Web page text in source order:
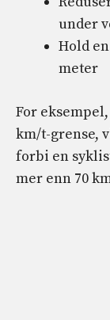
under
Hold
meter
For
km/t-grense,
forbi en
mer enn 70